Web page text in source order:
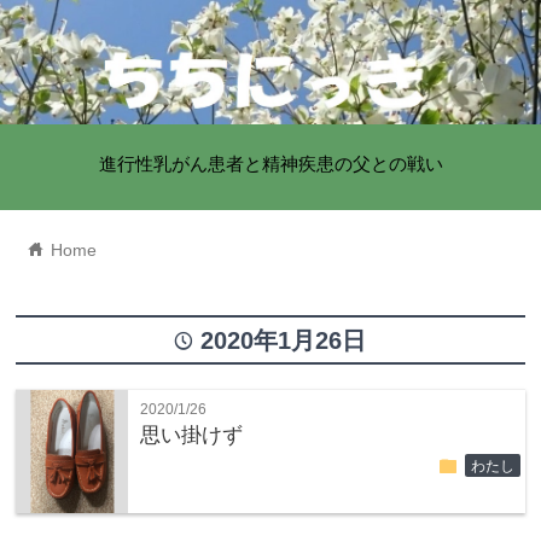
進行性乳がん患者と精神疾患の父との戦い
home Home
time 2020年1月26日
2020/1/26
思い掛けず
folder わたし